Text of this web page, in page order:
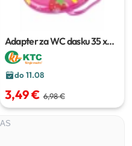
Adapter za WC dasku35 x
30 cm
do 11.08
3,49 € 6,98 €